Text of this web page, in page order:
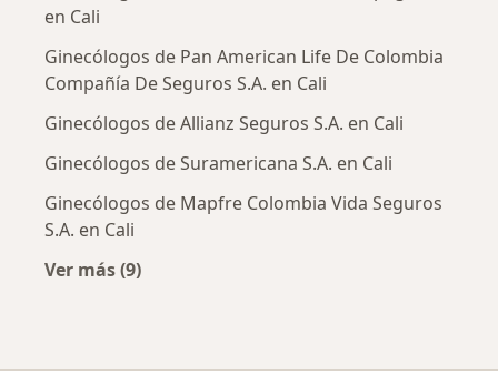
en Cali
Ginecólogos de Pan American Life De Colombia
Compañía De Seguros S.A. en Cali
Ginecólogos de Allianz Seguros S.A. en Cali
Ginecólogos de Suramericana S.A. en Cali
Ginecólogos de Mapfre Colombia Vida Seguros
S.A. en Cali
Ver más (9)